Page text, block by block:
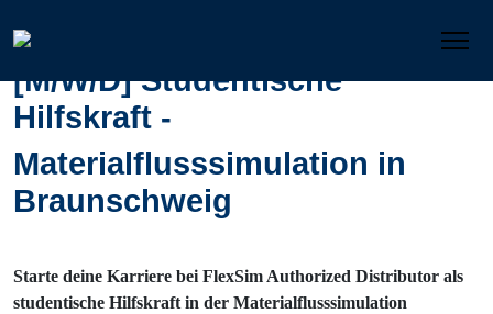
[M/W/D] Studentische
Hilfskraft -
Materialflusssimulation in
Braunschweig
Starte deine Karriere bei FlexSim Authorized Distributor als
studentische Hilfskraft in der Materialflusssimulation